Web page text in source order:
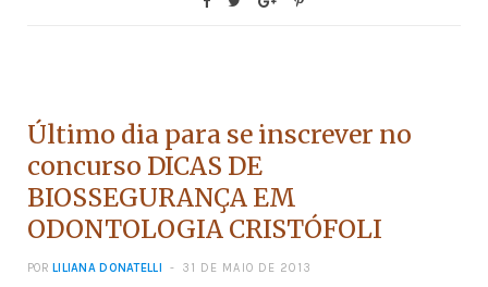
Último dia para se inscrever no
concurso DICAS DE
BIOSSEGURANÇA EM
ODONTOLOGIA CRISTÓFOLI
POR LILIANA DONATELLI 31 DE MAIO DE 2013